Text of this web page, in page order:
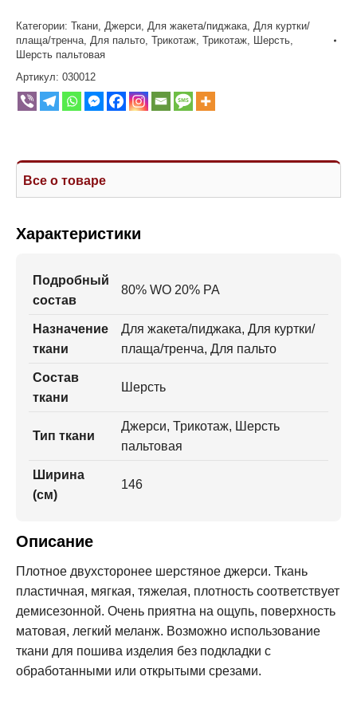
Категории: Ткани Джерси Для жакета/пиджака Для куртки/
плаща/тренча Для пальто Трикотаж Трикотаж Шерсть
Шерсть пальтовая
Артикул: 030012
Все о товаре
Характеристики
Подробный
состав
80% WO 20% PA
Назначение
ткани
Для жакета/пиджака, Для куртки/
плаща/тренча, Для пальто
Состав
ткани
Шерсть
Тип ткани
Джерси, Трикотаж, Шерсть
пальтовая
Ширина
(см)
146
Описание
Плотное двухсторонее шерстяное джерси. Ткань
пластичная, мягкая, тяжелая, плотность соответствует
демисезонной. Очень приятна на ощупь, поверхность
матовая, легкий меланж. Возможно использование
ткани для пошива изделия без подкладки с
обработанными или открытыми срезами.